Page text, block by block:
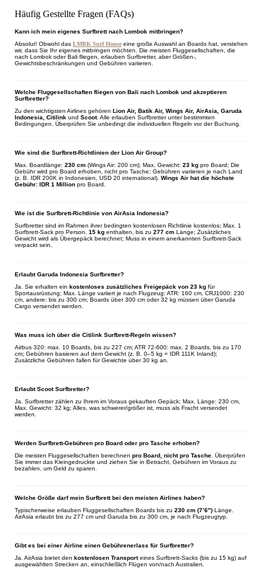
Häufig Gestellte Fragen (FAQs)
Kann ich mein eigenes Surfbrett nach Lombok mitbringen?
Absolut! Obwohl dasLMBK Surf House eine große Auswahl an Boards hat, verstehen
wir, dass Sie Ihr eigenes mitbringen möchten. Die meisten Fluggesellschaften, die
nach Lombok oder Bali fliegen, erlauben Surfbretter, aber Größen-,
Gewichtsbeschränkungen und Gebühren variieren.
Welche Fluggesellschaften fliegen von Bali nach Lombok und akzeptieren
Surfbretter?
Zu den wichtigsten Airlines gehörenLion Air, Batik Air, Wings Air, AirAsia, Garuda
Indonesia, Citilink undScoot. Alle erlauben Surfbretter unter bestimmten
Bedingungen. Überprüfen Sie unbedingt die individuellen Regeln vor der Buchung.
Wie sind die Surfbrett-Richtlinien der Lion Air Group?
Max. Boardlänge:230 cm (Wings Air: 200 cm); Max. Gewicht:23 kg pro Board; Die
Gebühr wird pro Board erhoben, nicht pro Tasche; Gebühren variieren je nach Land
(z. B. IDR 200K in Indonesien, USD 20 international).Wings Air hat die höchste
Gebühr: IDR 1 Million pro Board.
Wie ist die Surfbrett-Richtlinie von AirAsia Indonesia?
Surfbretter sind im Rahmen ihrer bedingten kostenlosen Richtlinie kostenlos; Max. 1
Surfbrett-Sack pro Person,15 kg enthalten, bis zu277 cm Länge; Zusätzliches
Gewicht wird als Übergepäck berechnet; Muss in einem anerkannten Surfbrett-Sack
verpackt sein.
Erlaubt Garuda Indonesia Surfbretter?
Ja. Sie erhalten einkostenloses zusätzliches Freigepäck von 23 kg für
Sportausrüstung; Max. Länge variiert je nach Flugzeug: ATR: 160 cm, CRJ1000: 230
cm, andere: bis zu 300 cm; Boards über 300 cm oder 32 kg müssen über Garuda
Cargo versendet werden.
Was muss ich über die Citilink Surfbrett-Regeln wissen?
Airbus 320: max. 10 Boards, bis zu 227 cm; ATR 72-600: max. 2 Boards, bis zu 170
cm; Gebühren basieren auf dem Gewicht (z. B. 0–5 kg = IDR 111K Inland);
Zusätzliche Gebühren fallen für Gewichte über 30 kg an.
Erlaubt Scoot Surfbretter?
Ja. Surfbretter zählen zu Ihrem im Voraus gekauften Gepäck; Max. Länge: 230 cm,
Max. Gewicht: 32 kg; Alles, was schwerer/größer ist, muss als Fracht versendet
werden.
Werden Surfbrett-Gebühren pro Board oder pro Tasche erhoben?
Die meisten Fluggesellschaften berechnenpro Board, nicht pro Tasche. Überprüfen
Sie immer das Kleingedruckte und ziehen Sie in Betracht, Gebühren im Voraus zu
bezahlen, um Geld zu sparen.
Welche Größe darf mein Surfbrett bei den meisten Airlines haben?
Typischerweise erlauben Fluggesellschaften Boards bis zu230 cm (7’6″) Länge.
AirAsia erlaubt bis zu 277 cm und Garuda bis zu 300 cm, je nach Flugzeugtyp.
Gibt es bei einer Airline einen Gebührenerlass für Surfbretter?
Ja. AirAsia bietet denkostenlosen Transporteines Surfbrett-Sacks (bis zu 15 kg) auf
ausgewählten Strecken an, einschließlich Flügen von/nach Australien.